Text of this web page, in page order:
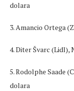
dolara
3. Amancio Ortega
4. Diter Švarc (Lidl),
5. Rodolphe Saade
dolara